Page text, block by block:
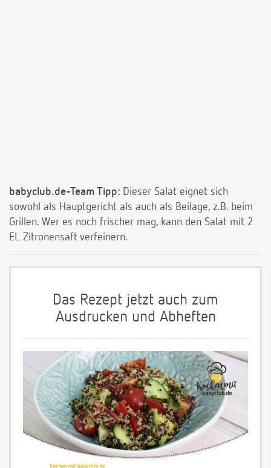
babyclub.de-Team Tipp: Dieser Salat eignet sich
sowohl als Hauptgericht als auch als Beilage, z.B. beim
Grillen. Wer es noch frischer mag, kann den Salat mit 2
EL Zitronensaft verfeinern.
Das Rezept jetzt auch zum
Ausdrucken und Abheften